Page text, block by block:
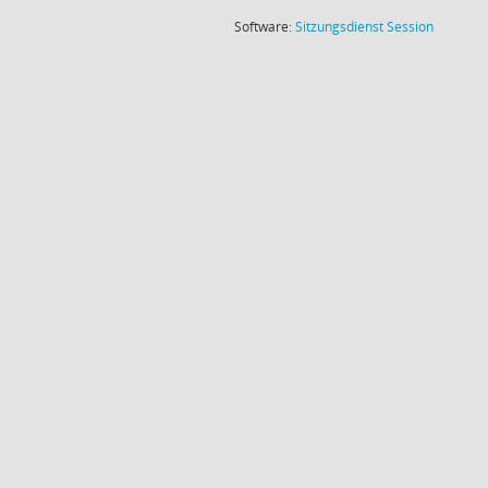
Software:SitzungsdienstSession(Wird in